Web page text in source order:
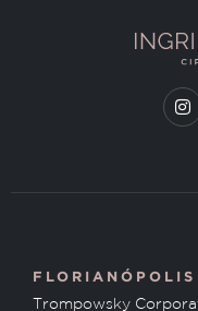
FLORIANÓPOLIS
Trompowsky